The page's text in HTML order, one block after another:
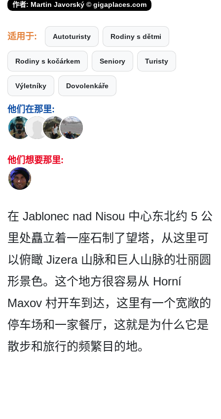
作者: Martin Javorský © gigaplaces.com
适用于: Autoturisty Rodiny s dětmi
Rodiny s kočárkem Seniory Turisty
Výletníky Dovolenkáře
他们在那里:
他们想要那里:
在 Jablonec nad Nisou 中心东北约 5 公
里处矗立着一座石制了望塔­，从这里可
以俯瞰 Jizera 山脉和巨人山脉的壮丽圆
形景­色。这个地方很容易从 Horní
Maxov 村开车到达，这里有一个宽敞­的
停车场和一家餐厅，这就是为什么它是
散步和旅行的­频繁目的地。